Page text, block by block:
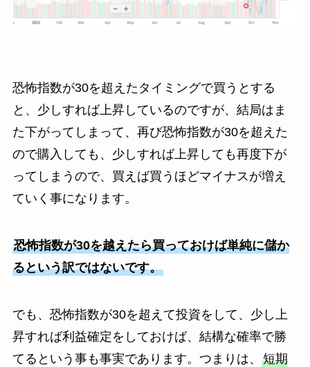
恐怖指数が30を超えたタイミングで買うとする
と、少しすれば上昇しているのですが、結局はま
た下がってしまって、再び恐怖指数が30を超えた
ので購入しても、少しすれば上昇しても再度下が
ってしまうので、買えば買うほどマイナスが増え
ていく事になります。
恐怖指数が30を越えたら買っておけば単純に儲か
るという訳ではないです。
でも、恐怖指数が30を超えて投資をして、少し上
昇すれば利益確定をしておけば、結構な確率で勝
てるという事も事実であります。つまりは、 短期